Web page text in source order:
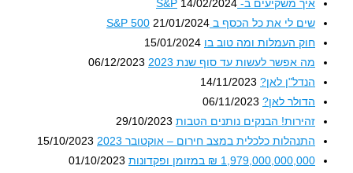
איך משקיעים ב- S&P 14/02/2024
שים לי את כל הכסף ב S&P 500 21/01/2024
חוק העמלות ומה טוב בו 15/01/2024
מה אפשר לעשות עד סוף שנת 2023
06/12/2023
הנדל"ן לאן? 14/11/2023
הדולר לאן? 06/11/2023
זהירות! הבנקים נותנים הטבות 29/10/2023
התנהלות כלכלית במצב חירום – אוקטובר 2023
15/10/2023
1,979,000,000,000 ₪ במזומן ופקדונות
01/10/2023